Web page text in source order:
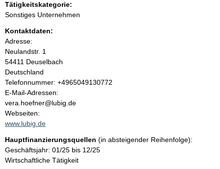
n
i
n
h
a
l
t
r
Tätigkeitskategorie:
Sonstiges Unternehmen
Kontaktdaten:
Adresse:
Neulandstr. 1
54411 Deuselbach
Deutschland
K
o
n
t
a
t
i
n
Telefonnummer: +4965049130772
E-Mail-Adressen:
vera.hoefner@lubig.de
Webseiten:
www.lubig.de
Hauptfinanzierungsquellen (in absteigender Reihenfolge):
Geschäftsjahr: 01/25 bis 12/25
Wirtschaftliche Tätigkeit